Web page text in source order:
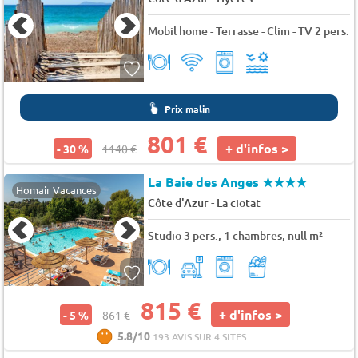
Mobil home - Terrasse - Clim - TV 2 pers.
Prix malin
- 30 % 1140 € 801 € + d'infos >
Homair Vacances La Baie des Anges★★★★
Côte d'Azur- La ciotat
Studio 3 pers., 1 chambres, null m²
- 5 % 861 € 815 € + d'infos >
5.8/10 193 AVIS SUR 4 SITES